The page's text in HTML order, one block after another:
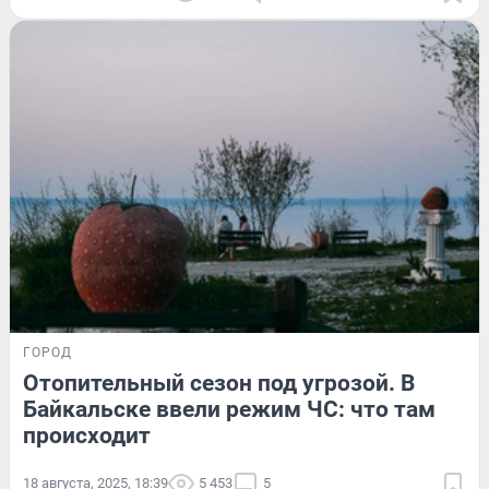
ГОРОД
Отопительный сезон под угрозой. В
Байкальске ввели режим ЧС: что там
происходит
18 августа, 2025, 18:39 5 453 5